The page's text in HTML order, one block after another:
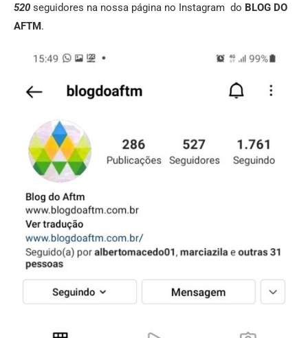
520 seguidores na nossa página no Instagram do BLOG DO
AFTM.